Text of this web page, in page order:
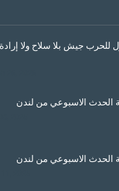
للحرب جيش بلا سلاح ولا